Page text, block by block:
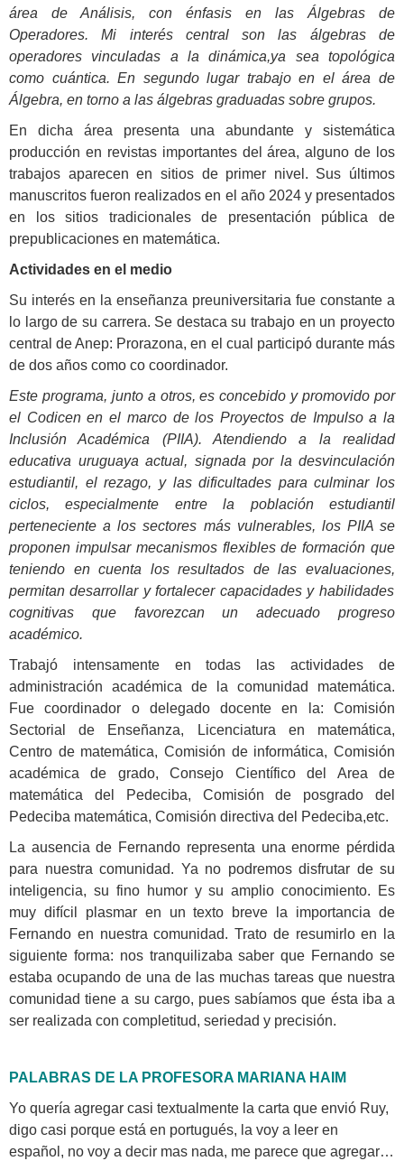
área de Análisis, con énfasis en las Álgebras de
Operadores. Mi interés central son las álgebras de
operadores vinculadas a la dinámica,ya sea topológica
como cuántica. En segundo lugar trabajo en el área de
Álgebra, en torno a las álgebras graduadas sobre grupos.
En dicha área presenta una abundante y sistemática
producción en revistas importantes del área, alguno de los
trabajos aparecen en sitios de primer nivel. Sus últimos
manuscritos fueron realizados en el año 2024 y presentados
en los sitios tradicionales de presentación pública de
prepublicaciones en matemática.
Actividades en el medio
Su interés en la enseñanza preuniversitaria fue constante a
lo largo de su carrera. Se destaca su trabajo en un proyecto
central de Anep: Prorazona, en el cual participó durante más
de dos años como co coordinador.
Este programa, junto a otros, es concebido y promovido por
el Codicen en el marco de los Proyectos de Impulso a la
Inclusión Académica (PIIA). Atendiendo a la realidad
educativa uruguaya actual, signada por la desvinculación
estudiantil, el rezago, y las dificultades para culminar los
ciclos, especialmente entre la población estudiantil
perteneciente a los sectores más vulnerables, los PIIA se
proponen impulsar mecanismos flexibles de formación que
teniendo en cuenta los resultados de las evaluaciones,
permitan desarrollar y fortalecer capacidades y habilidades
cognitivas que favorezcan un adecuado progreso
académico.
Trabajó intensamente en todas las actividades de
administración académica de la comunidad matemática.
Fue coordinador o delegado docente en la: Comisión
Sectorial de Enseñanza, Licenciatura en matemática,
Centro de matemática, Comisión de informática, Comisión
académica de grado, Consejo Científico del Area de
matemática del Pedeciba, Comisión de posgrado del
Pedeciba matemática, Comisión directiva del Pedeciba,etc.
La ausencia de Fernando representa una enorme pérdida
para nuestra comunidad. Ya no podremos disfrutar de su
inteligencia, su fino humor y su amplio conocimiento. Es
muy difícil plasmar en un texto breve la importancia de
Fernando en nuestra comunidad. Trato de resumirlo en la
siguiente forma: nos tranquilizaba saber que Fernando se
estaba ocupando de una de las muchas tareas que nuestra
comunidad tiene a su cargo, pues sabíamos que ésta iba a
ser realizada con completitud, seriedad y precisión.
PALABRAS DE LA PROFESORA MARIANA HAIM
Yo quería agregar casi textualmente la carta que envió Ruy,
digo casi porque está en portugués, la voy a leer en
español, no voy a decir mas nada, me parece que agregar…